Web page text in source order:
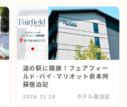
道の駅に隣接！フェアフィー
ルド･バイ･マリオット熊本阿
蘇宿泊記
2024.11.19 ホテル宿泊記